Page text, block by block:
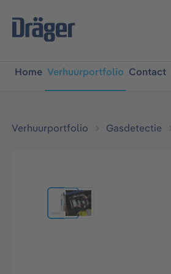
Home Verhuurportfolio Contact
Verhuurportfolio Gasdetectie